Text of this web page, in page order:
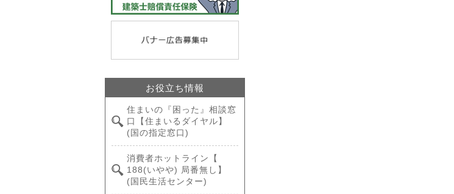
お役立ち情報
住まいの『困った』相談窓
口【住まいるダイヤル】
(国の指定窓口)
消費者ホットライン【
188(いやや) 局番無し】
(国民生活センター)